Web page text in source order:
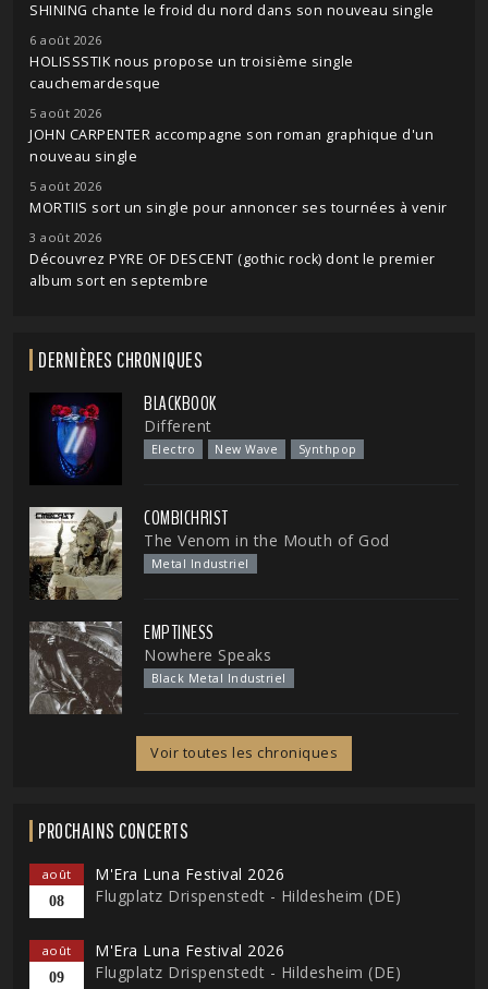
SHINING chante le froid du nord dans son nouveau single
6 août 2026
HOLISSSTIK nous propose un troisième single
cauchemardesque
5 août 2026
JOHN CARPENTER accompagne son roman graphique d'un
nouveau single
5 août 2026
MORTIIS sort un single pour annoncer ses tournées à venir
3 août 2026
Découvrez PYRE OF DESCENT (gothic rock) dont le premier
album sort en septembre
DERNIÈRES CHRONIQUES
BLACKBOOK
Different
Electro New Wave Synthpop
COMBICHRIST
The Venom in the Mouth of God
Metal Industriel
EMPTINESS
Nowhere Speaks
Black Metal Industriel
Voir toutes les chroniques
PROCHAINS CONCERTS
août
08
M'Era Luna Festival 2026
Flugplatz Drispenstedt - Hildesheim (DE)
août
09
M'Era Luna Festival 2026
Flugplatz Drispenstedt - Hildesheim (DE)